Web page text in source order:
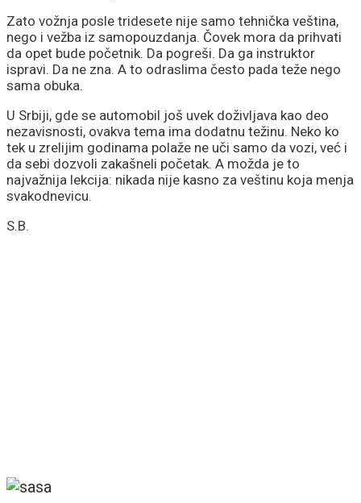
Zato vožnja posle tridesete nije samo tehnička veština,
nego i vežba iz samopouzdanja. Čovek mora da prihvati
da opet bude početnik. Da pogreši. Da ga instruktor
ispravi. Da ne zna. A to odraslima često pada teže nego
sama obuka.
U Srbiji, gde se automobil još uvek doživljava kao deo
nezavisnosti, ovakva tema ima dodatnu težinu. Neko ko
tek u zrelijim godinama polaže ne uči samo da vozi, već i
da sebi dozvoli zakašneli početak. A možda je to
najvažnija lekcija: nikada nije kasno za veštinu koja menja
svakodnevicu.
S.B.